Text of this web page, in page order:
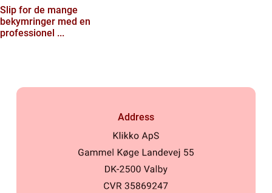
Slip for de mange
bekymringer med en
professionel ...
Address